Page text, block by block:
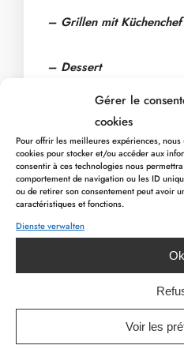
Gérer le
cookies
Pour offrir les meilleures expériences,
cookies pour stocker et/ou accéder aux
consentir à ces technologies nous
comportement de navigation ou les ID
ou de retirer son consentement peut avoir
caractéristiques et fonctions.
Dienste verwalten
Ok
Voir les
– Grillen mit
– Dessert
35 € –
20 € für Kinder (- 12
Gleich reservieren: 080
Mail aninfo@myhotel.be
PREVIOUS ARTICLE